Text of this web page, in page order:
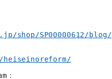
shop/SP00000612/blog/
heiseinoreform/